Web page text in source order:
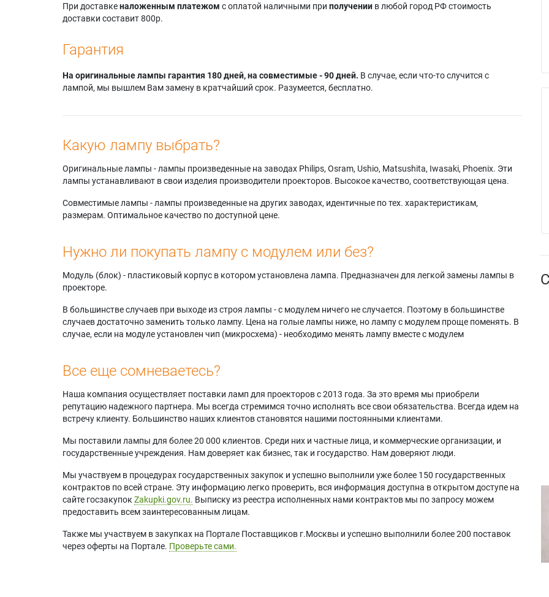
При доставкеналоженным платежом с оплатой наличными при получении в любой город РФ стоимость
доставки составит 800р.
Гарантия
На оригинальные лампы гарантия 180 дней, на совместимые - 90 дней. В случае, если что-то случится с
лампой, мы вышлем Вам замену в кратчайший срок. Разумеется, бесплатно.
Какую лампу выбрать?
Оригинальные лампы - лампы произведенные на заводах Philips, Osram, Ushio, Matsushita, Iwasaki, Phoenix. Эти
лампы устанавливают в свои изделия производители проекторов. Высокое качество, соответствующая цена.
Совместимые лампы - лампы произведенные на других заводах, идентичные по тех. характеристикам,
размерам. Оптимальное качество по доступной цене.
Нужно ли покупать лампу с модулем или без?
Модуль (блок) - пластиковый корпус в котором установлена лампа. Предназначен для легкой замены лампы в
проекторе.
В большинстве случаев при выходе из строя лампы - с модулем ничего не случается. Поэтому в большинстве
случаев достаточно заменить только лампу. Цена на голые лампы ниже, но лампу с модулем проще поменять. В
случае, если на модуле установлен чип (микросхема) - необходимо менять лампу вместе с модулем
Все еще сомневаетесь?
Наша компания осуществляет поставки ламп для проекторов с 2013 года. За это время мы приобрели
репутацию надежного партнера. Мы всегда стремимся точно исполнять все свои обязательства. Всегда идем на
встречу клиенту. Большинство наших клиентов становятся нашими постоянными клиентами.
Мы поставили лампы для более 20 000 клиентов. Среди них и частные лица, и коммерческие организации, и
государственные учреждения. Нам доверяет как бизнес, так и государство. Нам доверяют люди.
Мы участвуем в процедурах государственных закупок и успешно выполнили уже более 150 государственных
контрактов по всей стране. Эту информацию легко проверить, вся информация доступна в открытом доступе на
сайте госзакупок Zakupki.gov.ru. Выписку из реестра исполненных нами контрактов мы по запросу можем
предоставить всем заинтересованным лицам.
Также мы участвуем в закупках на Портале Поставщиков г.Москвы и успешно выполнили более 200 поставок
через оферты на Портале. Проверьте сами.